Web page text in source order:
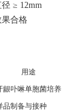
≥ 12mm
果合格
用途
龈卟啉单胞菌培养
品制备与接种